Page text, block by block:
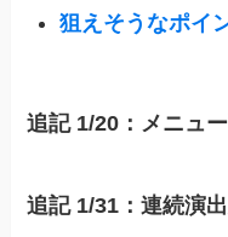
狙えそうなポイ
追記 1/20 ：メニュ
追記 1/31：連続演